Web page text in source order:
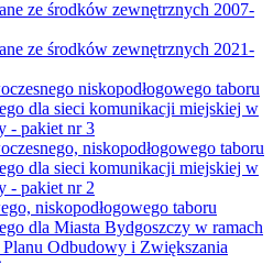
ze środków zewnętrznych 2007-
ze środków zewnętrznych 2021-
niskopodłogowego taboru
dla sieci komunikacji miejskiej w
- pakiet nr 3
niskopodłogowego taboru
dla sieci komunikacji miejskiej w
- pakiet nr 2
niskopodłogowego taboru
dla Miasta Bydgoszczy w ramach
Odbudowy i Zwiększania